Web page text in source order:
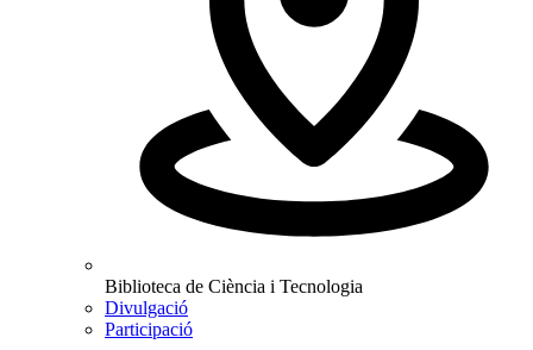
Biblioteca de Ciència i Tecnologia
Divulgació
Participació